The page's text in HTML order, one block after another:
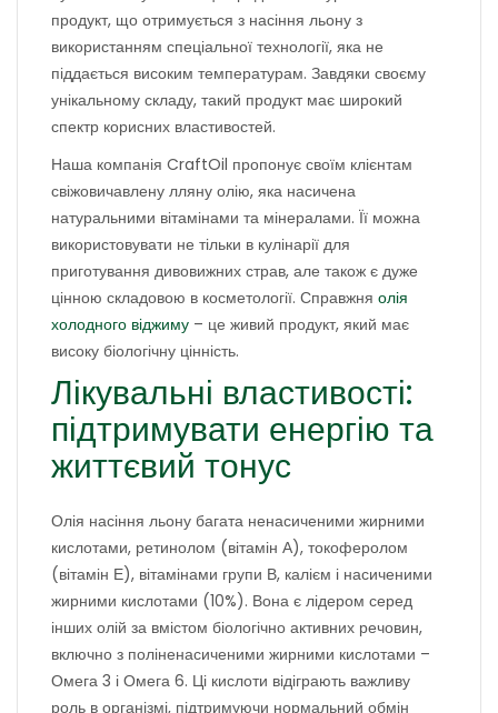
продукт, що отримується з насіння льону з
використанням спеціальної технології, яка не
піддається високим температурам. Завдяки своєму
унікальному складу, такий продукт має широкий
спектр корисних властивостей.
Наша компанія CraftOil пропонує своїм клієнтам
свіжовичавлену лляну олію, яка насичена
натуральними вітамінами та мінералами. Її можна
використовувати не тільки в кулінарії для
приготування дивовижних страв, але також є дуже
цінною складовою в косметології. Справжня олія
холодного віджиму – це живий продукт, який має
високу біологічну цінність.
Лікувальні властивості:
підтримувати енергію та
життєвий тонус
Олія насіння льону багата ненасиченими жирними
кислотами, ретинолом (вітамін А), токоферолом
(вітамін Е), вітамінами групи В, калієм і насиченими
жирними кислотами (10%). Вона є лідером серед
інших олій за вмістом біологічно активних речовин,
включно з поліненасиченими жирними кислотами –
Омега 3 і Омега 6. Ці кислоти відіграють важливу
роль в організмі, підтримуючи нормальний обмін